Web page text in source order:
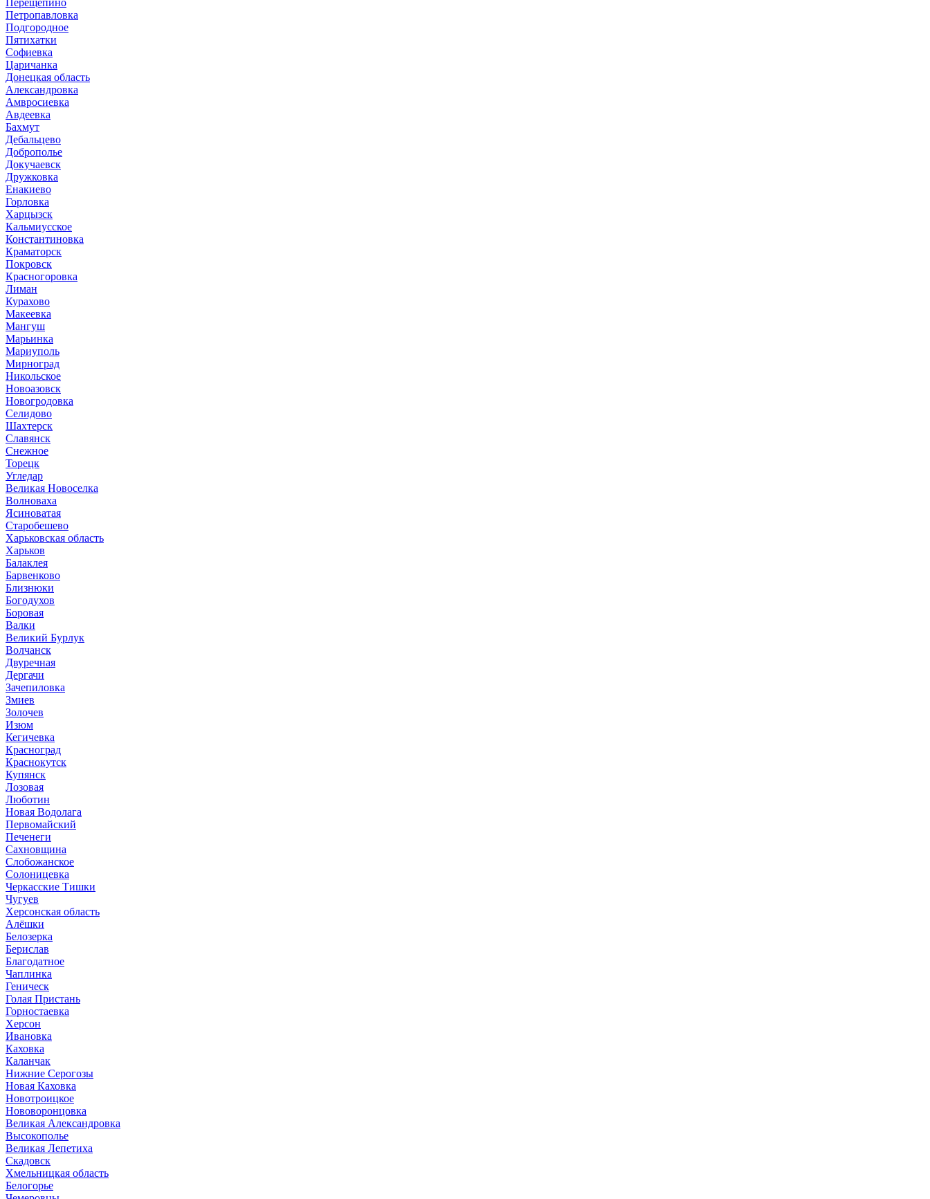
Перещепино
Петропавловка
Подгородное
Пятихатки
Софиевка
Царичанка
Донецкая область
Александровка
Амвросиевка
Авдеевка
Бахмут
Дебальцево
Доброполье
Докучаевск
Дружковка
Енакиево
Горловка
Харцызск
Кальмиусское
Константиновка
Краматорск
Покровск
Красногоровка
Лиман
Курахово
Макеевка
Мангуш
Марьинка
Мариуполь
Мирноград
Никольское
Новоазовск
Новогродовка
Селидово
Шахтерск
Славянск
Снежное
Торецк
Угледар
Великая Новоселка
Волноваха
Ясиноватая
Старобешево
Харьковская область
Харьков
Балаклея
Барвенково
Близнюки
Богодухов
Боровая
Валки
Великий Бурлук
Волчанск
Двуречная
Дергачи
Зачепиловка
Змиев
Золочев
Изюм
Кегичевка
Красноград
Краснокутск
Купянск
Лозовая
Люботин
Новая Водолага
Первомайский
Печенеги
Сахновщина
Слобожанское
Солоницевка
Черкасские Тишки
Чугуев
Херсонская область
Алёшки
Белозерка
Берислав
Благодатное
Чаплинка
Геническ
Голая Пристань
Горностаевка
Херсон
Ивановка
Каховка
Каланчак
Нижние Серогозы
Новая Каховка
Новотроицкое
Нововоронцовка
Великая Александровка
Высокополье
Великая Лепетиха
Скадовск
Хмельницкая область
Белогорье